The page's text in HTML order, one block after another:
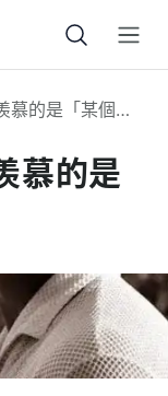
慕的是「某個
慕的是